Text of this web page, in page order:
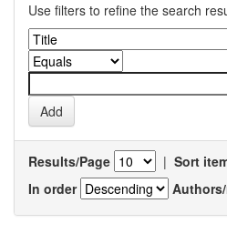
Use filters to refine the search
Results/Page | Sort
In order